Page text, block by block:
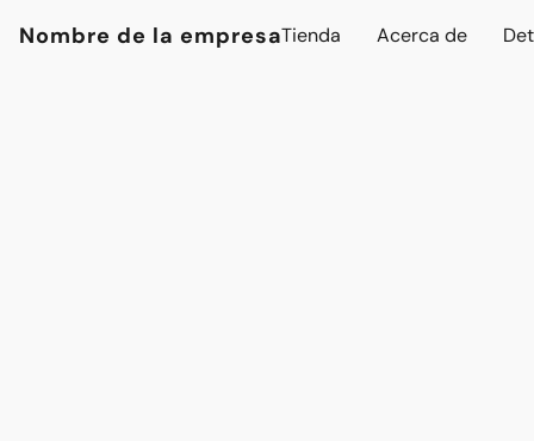
Nombre de la empresaTienda Acerca de